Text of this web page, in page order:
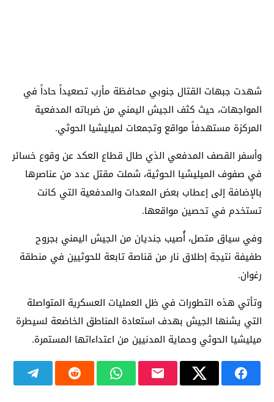
شهدت جبهات القتال جنوبي محافظة مأرب تصعيداً حاداً في
المواجهات، حيث كثف الجيش اليمني من ضرباته المدفعية
المركزة مستهدفاً مواقع وتجمعات لميليشيا الحوثي.
وأسفر القصف المدفعي الذي طال قطاع العكد عن وقوع خسائر
في صفوف الميليشيا الحوثية، شملت مقتل عدد من عناصرها
بالإضافة إلى إعطاب بعض المعدات والمدفعية التي كانت
تستخدم في تحصين مواقعها.
وفي سياق متصل، أُصيب جنديان من الجيش اليمني بجروح
طفيفة نتيجة إطلاق نار من قناصة تابعة للحوثيين في منطقة
رغوان.
وتأتي هذه التطورات في ظل العمليات العسكرية المتواصلة
التي يشنها الجيش بهدف استعادة المناطق الخاضعة لسيطرة
ميليشيا الحوثي وحماية المدنيين من اعتداءاتها المستمرة.